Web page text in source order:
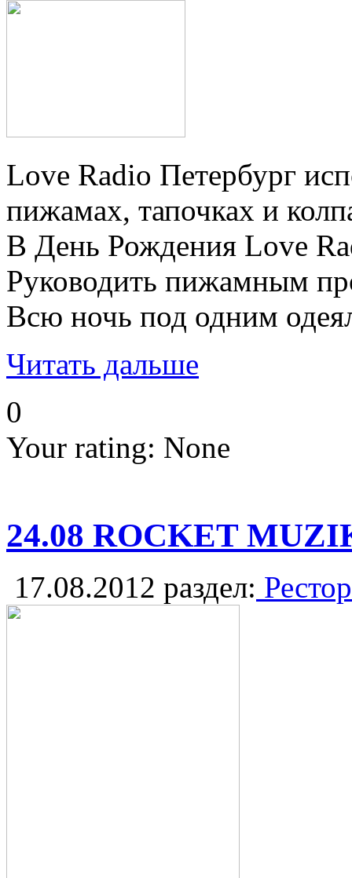
Love Radio Петербург
пижамах, тапочках и
В День Рождения Love
Руководить пижамным
Всю ночь под одним
Читать дальше
0
Your rating: None
24.08 ROCKET
17.08.2012 раздел: